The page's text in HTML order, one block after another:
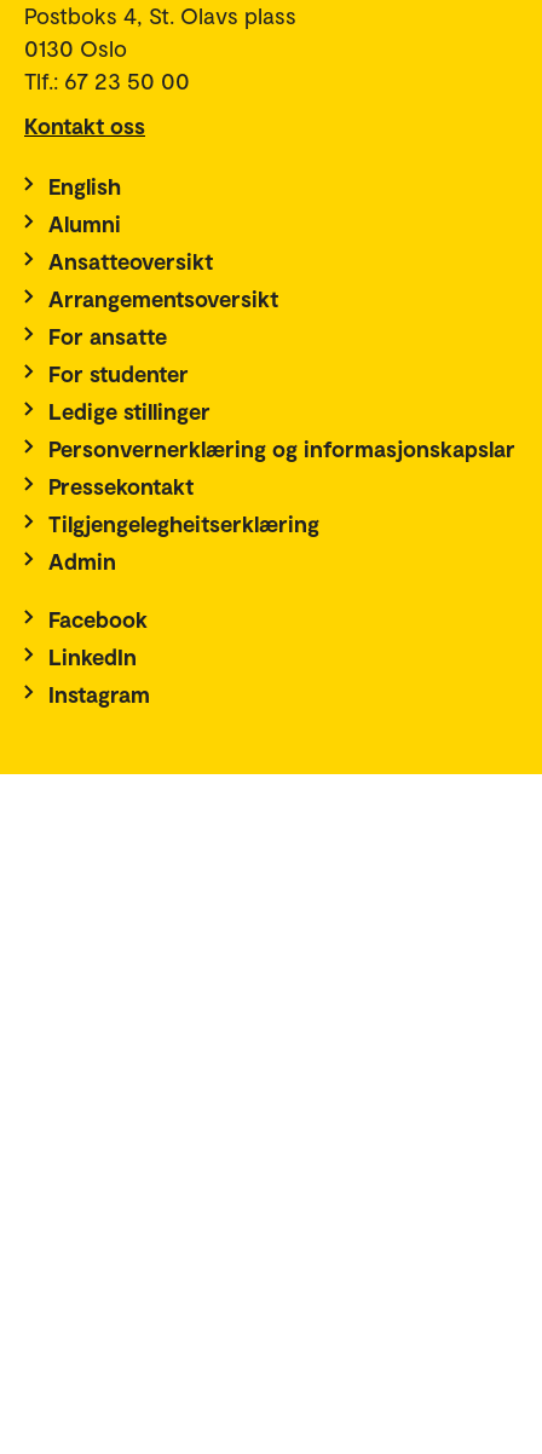
Postboks 4, St. Olavs plass
0130 Oslo
Tlf.: 67 23 50 00
Kontakt oss
English
Alumni
Ansatteoversikt
Arrangementsoversikt
For ansatte
For studenter
Ledige stillinger
Personvernerklæring og informasjonskapslar
Pressekontakt
Tilgjengelegheitserklæring
Admin
Facebook
LinkedIn
Instagram